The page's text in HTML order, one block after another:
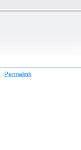
Permalink